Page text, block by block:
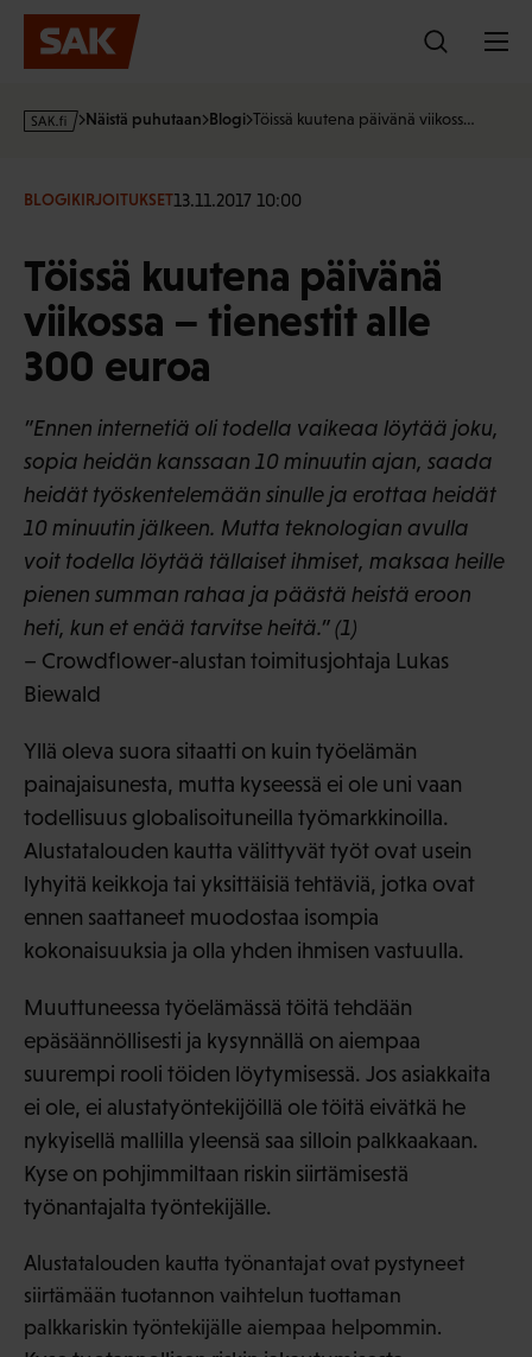
Hyppää
sisältöön
s
·
Näistä puhutaan Blogi Töissä kuutena päivänä viikoss…
BLOGIKIRJOITUKSET13.11.2017 10:00
Töissä kuutena päivänä
viikossa – tienestit alle
300 euroa
”Ennen internetiä oli todella vaikeaa löytää joku,
sopia heidän kanssaan 10 minuutin ajan, saada
heidät työskentelemään sinulle ja erottaa heidät
10 minuutin jälkeen. Mutta teknologian avulla
voit todella löytää tällaiset ihmiset, maksaa heille
pienen summan rahaa ja päästä heistä eroon
heti, kun et enää tarvitse heitä.” (1)
– Crowdflower-alustan toimitusjohtaja Lukas
Biewald
Yllä oleva suora sitaatti on kuin työelämän
painajaisunesta, mutta kyseessä ei ole uni vaan
todellisuus globalisoituneilla työmarkkinoilla.
Alustatalouden kautta välittyvät työt ovat usein
lyhyitä keikkoja tai yksittäisiä tehtäviä, jotka ovat
ennen saattaneet muodostaa isompia
kokonaisuuksia ja olla yhden ihmisen vastuulla.
Muuttuneessa työelämässä töitä tehdään
epäsäännöllisesti ja kysynnällä on aiempaa
suurempi rooli töiden löytymisessä. Jos asiakkaita
ei ole, ei alustatyöntekijöillä ole töitä eivätkä he
nykyisellä mallilla yleensä saa silloin palkkaakaan.
Kyse on pohjimmiltaan riskin siirtämisestä
työnantajalta työntekijälle.
Alustatalouden kautta työnantajat ovat pystyneet
siirtämään tuotannon vaihtelun tuottaman
palkkariskin työntekijälle aiempaa helpommin.